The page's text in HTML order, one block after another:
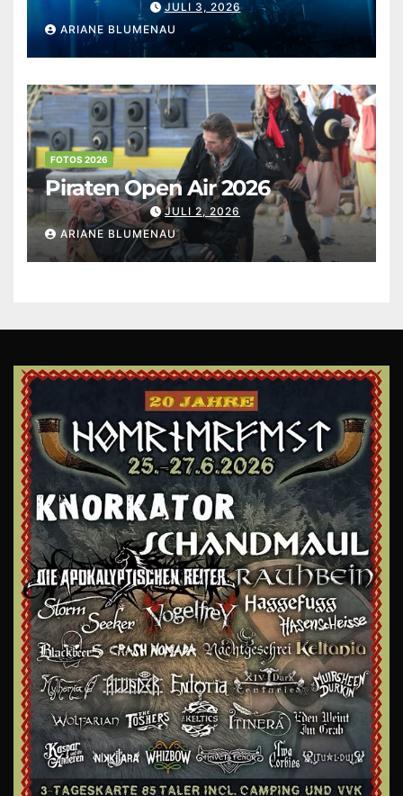
JULI 3, 2026
ARIANE BLUMENAU
FOTOS 2026
Piraten Open Air 2026
JULI 2, 2026
ARIANE BLUMENAU